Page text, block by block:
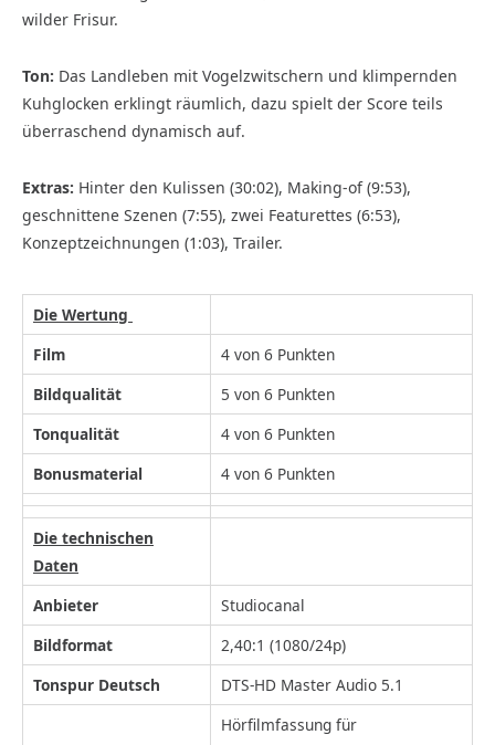
wilder Frisur.
Ton: Das Landleben mit Vogelzwitschern und klimpernden
Kuhglocken erklingt räumlich, dazu spielt der Score teils
überraschend dynamisch auf.
Extras: Hinter den Kulissen (30:02), Making-of (9:53),
geschnittene Szenen (7:55), zwei Featurettes (6:53),
Konzeptzeichnungen (1:03), Trailer.
Die Wertung
Film
4 von 6 Punkten
Bildqualität
5 von 6 Punkten
Tonqualität
4 von 6 Punkten
Bonusmaterial
4 von 6 Punkten
Die technischen
Daten
Anbieter
Studiocanal
Bildformat
2,40:1 (1080/24p)
Tonspur Deutsch
DTS-HD Master Audio 5.1
Hörfilmfassung für